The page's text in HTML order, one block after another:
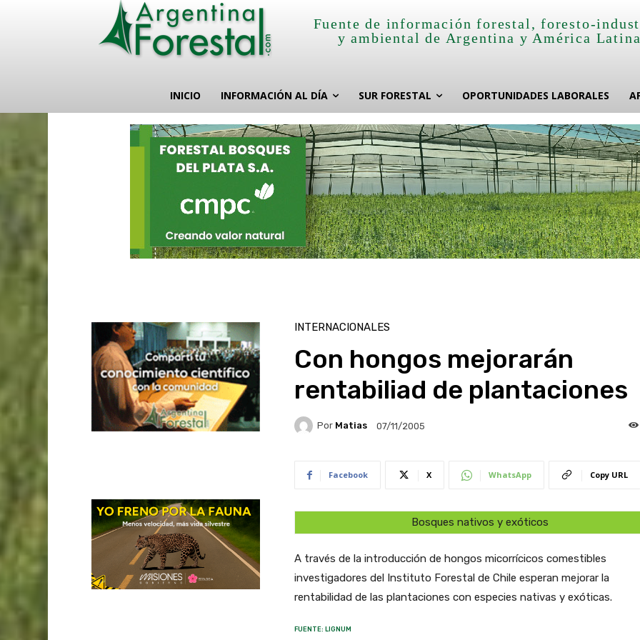
Fuente de información forestal, foresto-
y ambiental de Argentina y América
INICIO INFORMACIÓN AL DÍA SUR FORESTAL OPORTUNIDADES LABORALES
INTERNACIONALES
Con hongos mejorarán
rentabiliad de plantaciones
Por Matias 07/11/2005
Facebook X WhatsApp Copy URL
Bosques nativos y exóticos
A través de la introducción de hongos micorrícicos comestibles
investigadores del Instituto Forestal de Chile esperan mejorar la
rentabilidad de las plantaciones con especies nativas y exóticas.
FUENTE: LIGNUM